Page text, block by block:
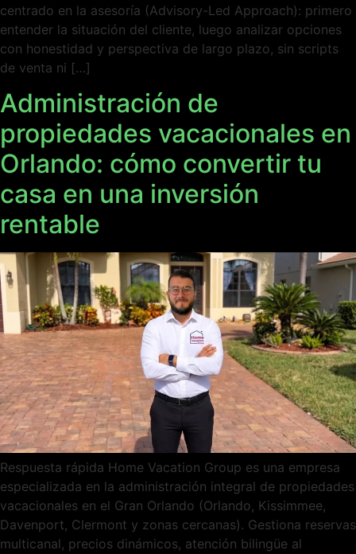
centrado en la asesoría (Advisory-Led Approach): primero
entender la situación del cliente, luego analizar opciones
con honestidad y perspectiva de largo plazo, sin scripts
de venta ni […]
Administración de
propiedades vacacionales en
Orlando: cómo convertir tu
casa en una inversión
rentable
Respuesta rápida Home Vacation Group es una empresa
especializada en la administración integral de propiedades
vacacionales en el Gran Orlando (Orlando, Kissimmee,
Davenport, Clermont y zonas cercanas). Gestiona reservas
multicanal, precios dinámicos, atención bilingüe al